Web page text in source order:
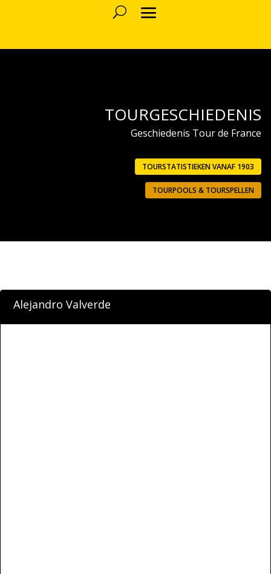
TOURGESCHIEDENIS
Geschiedenis Tour de France
TOURSTATISTIEKEN VANAF 1903
TOURPOOLS & TOURSPELLEN
Alejandro Valverde